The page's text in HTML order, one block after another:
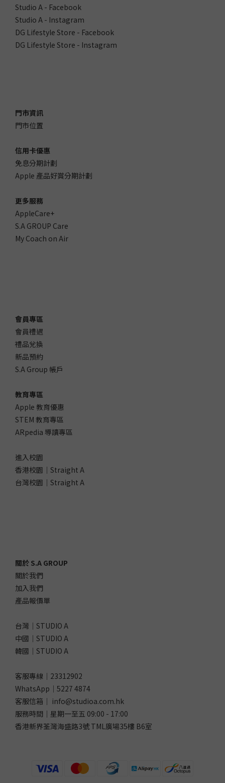
Studio A - Facebook
Studio A - Instagram
DG Lifestyle Store - Facebook
DG Lifestyle Store - Instagram
門市資訊
門市位置
信用卡優惠
免息分期計劃
Apple 產品好賞分期計劃
更多服務
AppleCare+
S.A GROUP Care
My Coach on Air
會員專區
會員禮遇
禮品兌換
新品預約
S.A Group 帳戶
教育專區
Apple 教育優惠
STEM 教育專區
ARpedia 導讀專區
進入校園
香港校園｜Straight A
台灣校園｜Straight A
關於 S.A GROUP
關於我們
加入我們
產品報價單
台灣｜STUDIO A
中國｜STUDIO A
韓國｜STUDIO A
客服專線｜23312902
WhatsApp｜ 5227 4874
客服信箱｜ info@studioa.com.hk
服務時間｜星期一至五 09:00 - 17:00
香港新界荃灣海盛路3號 TML廣場35樓 B6室